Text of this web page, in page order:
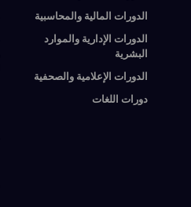
الدورات المالية والمحاسبية
الدورات الإدارية والموارد
البشرية
الدورات الإعلامية والصحفية
دورات اللغات